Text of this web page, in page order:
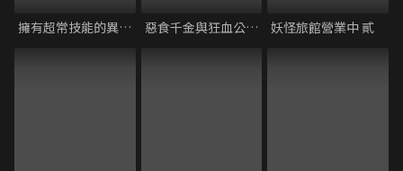
擁有超常技能的異世界流浪美食家 S2 惡食千金與狂血公爵～那個魔物我就美美地享用了！～ 妖怪旅館營業中 貳